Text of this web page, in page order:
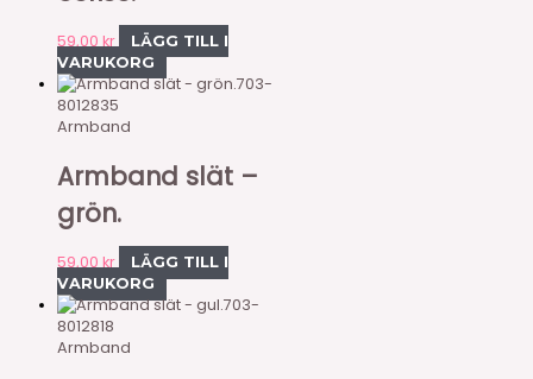
59,00 kr
LÄGG TILL I
VARUKORG
703-
8012835
Armband
Armband slät –
grön.
59,00 kr
LÄGG TILL I
VARUKORG
703-
8012818
Armband